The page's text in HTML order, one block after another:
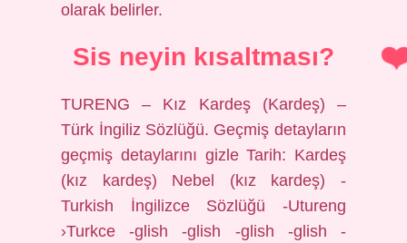
olarak belirler.
Sis neyin kısaltması?
TURENG – Kız Kardeş (Kardeş) –
Türk İngiliz Sözlüğü. Geçmiş detayların
geçmiş detaylarını gizle Tarih: Kardeş
(kız kardeş) Nebel (kız kardeş) -
Turkish İngilizce Sözlüğü -Utureng
›Turkce -glish -glish -glish -glish -